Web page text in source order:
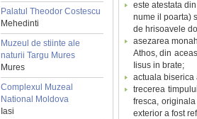
Palatul Theodor Costescu
Mehedinti
Muzeul de stiinte ale
naturii Targu Mures
Mures
Complexul Muzeal
National Moldova
Iasi
este atestata
nume il poarta)
de hrisoavele
asezarea
Athos, din
Iisus in brate;
actuala biserica
trecerea
fresca,
exterior a fost